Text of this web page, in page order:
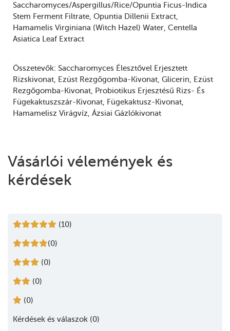
Saccharomyces/Aspergillus/Rice/Opuntia Ficus-Indica
Stem Ferment Filtrate Opuntia Dillenii Extract
Hamamelis Virginiana (Witch Hazel) Water Centella
Asiatica Leaf Extract
Összetevők: Saccharomyces Élesztővel Erjesztett
Rizskivonat
Ezüst Rezgőgomba-Kivonat Glicerin
Ezüst
Rezgőgomba-Kivonat
Probiotikus Erjesztésű Rizs- És
Fügekaktuszszár-Kivonat
Fügekaktusz-Kivonat
Hamamelisz Virágvíz Ázsiai Gázlókivonat
Vásárlói vélemények és
kérdések
(10)
(0)
(0)
(0)
(0)
Kérdések és válaszok (0)